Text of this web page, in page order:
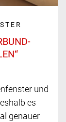
und
es
genauer